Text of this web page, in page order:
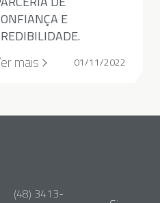
E
mais 01/11/2022
(48) 3413-